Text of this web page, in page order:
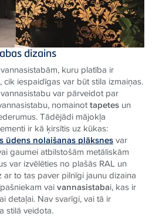
dizains
kuru platība ir
iespaidīgas var būt stila izmaiņas.
var pārveidot par
nomainottapetes un
Tādējādi mājokļa
ir kā ķirsītis uz kūkas:
ūdens nolaišanas plāksnesvar
gaumei atbilstošām metāliskām
var izvēlēties no plašās RAL un
ar to tas paver pilnīgi jaunu dizaina
vaivannasistabai, kas ir
detaļai. Nav svarīgi, vai tā ir
stilā veidota.